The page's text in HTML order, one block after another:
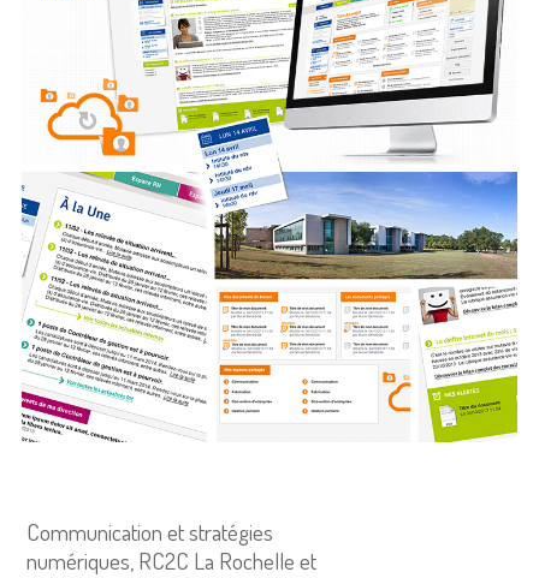
Communication et stratégies
numériques, RC2C La Rochelle et